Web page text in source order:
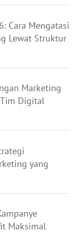
Cara Mengatasi
Lewat Struktur
Marketing
Digital
yang
Maksimal